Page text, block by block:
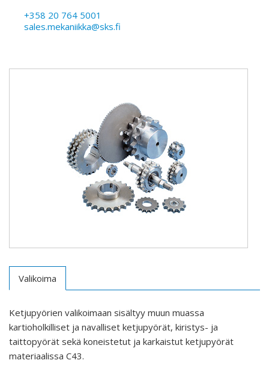
+358 20 764 5001
sales.mekaniikka@sks.fi
Valikoima
Ketjupyörien valikoimaan sisältyy muun muassa
kartioholkilliset ja navalliset ketjupyörät, kiristys- ja
taittopyörät sekä koneistetut ja karkaistut ketjupyörät
materiaalissa C43.